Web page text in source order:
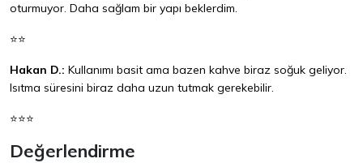
oturmuyor. Daha sağlam bir yapı beklerdim.
⭐⭐
Hakan D.: Kullanımı basit ama bazen kahve biraz soğuk geliyor.
Isıtma süresini biraz daha uzun tutmak gerekebilir.
⭐⭐⭐
Değerlendirme